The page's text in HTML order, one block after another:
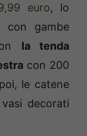
euro, lo
con gambe
la tenda
con 200
le catene
decorati